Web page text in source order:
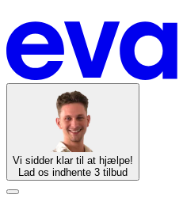
Vi sidder klar til at hjælpe!
Lad os indhente 3 tilbud